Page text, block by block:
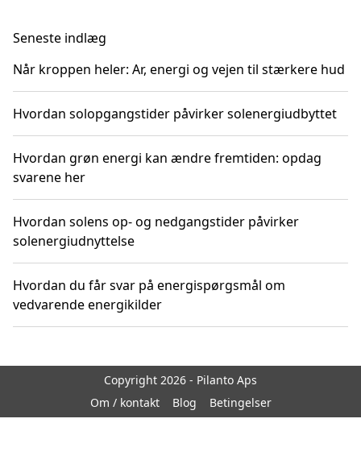
Seneste indlæg
Når kroppen heler: Ar, energi og vejen til stærkere hud
Hvordan solopgangstider påvirker solenergiudbyttet
Hvordan grøn energi kan ændre fremtiden: opdag
svarene her
Hvordan solens op- og nedgangstider påvirker
solenergiudnyttelse
Hvordan du får svar på energispørgsmål om
vedvarende energikilder
Copyright 2026 - Pilanto Aps
Om / kontakt
Blog Betingelser